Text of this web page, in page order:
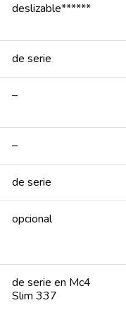
deslizable******
de serie
–
–
de serie
opcional
de serie en Mc4
Slim 337